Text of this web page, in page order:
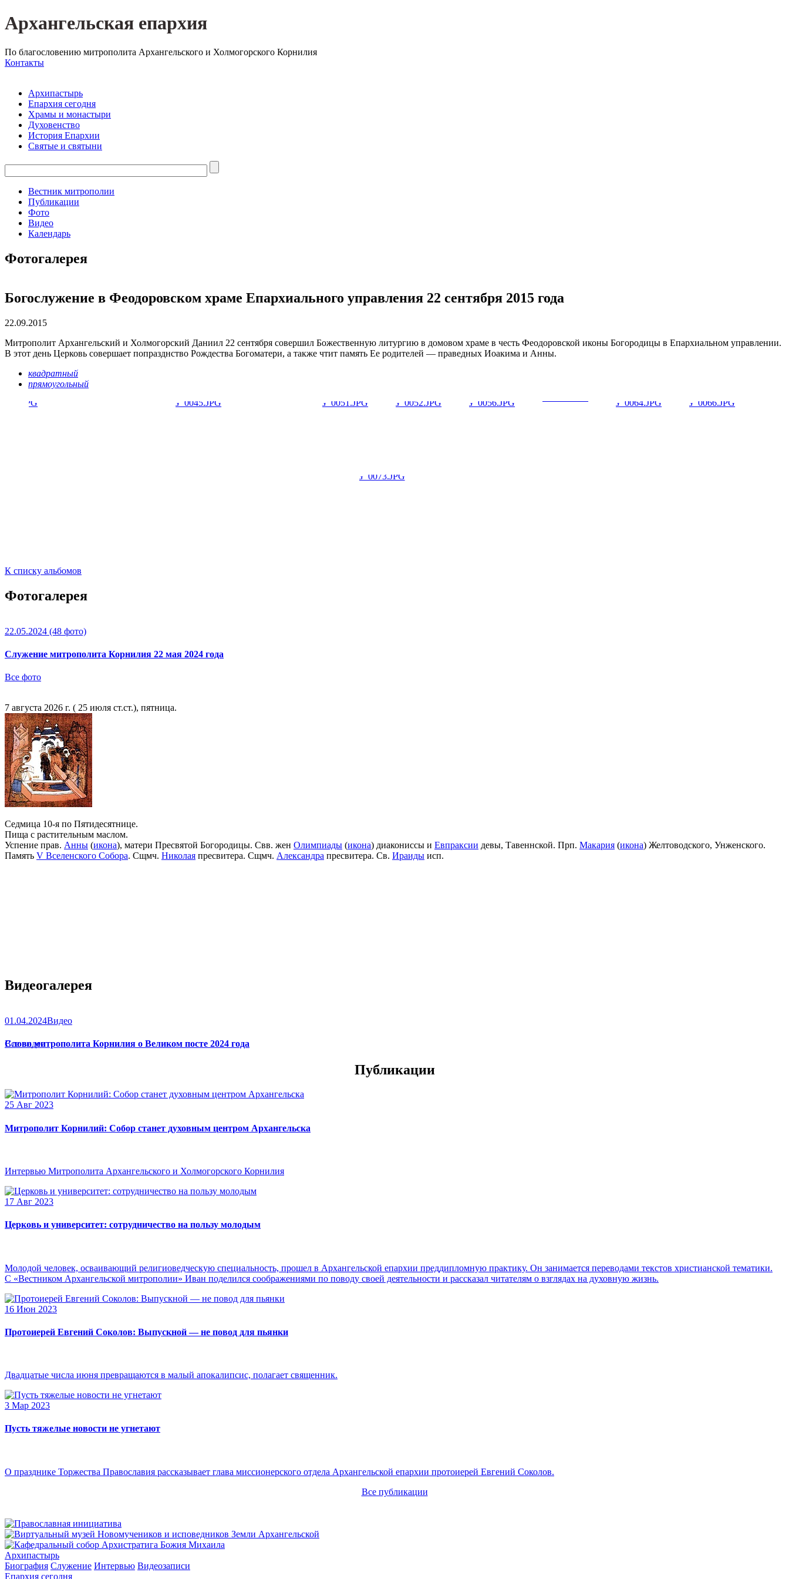
Архангельская епархия
По благословению митрополита Архангельского и Холмогорского Корнилия
Контакты
Архипастырь
Епархия сегодня
Храмы и монастыри
Духовенство
История Епархии
Святые и святыни
Вестник митрополии
Публикации
Фото
Видео
Календарь
Фотогалерея
Богослужение в Феодоровском храме Епархиального управления 22 сентября 2015 года
22.09.2015
Митрополит Архангельский и Холмогорский Даниил 22 сентября совершил Божественную литургию в домовом храме в честь Феодоровской иконы Богородицы в Епархиальном управлении.
В этот день Церковь совершает попразднство Рождества Богоматери, а также чтит память Ее родителей — праведных Иоакима и Анны.
квадратный
прямоугольный
К списку альбомов
Фотогалерея
22.05.2024 (48 фото)
Служение митрополита Корнилия 22 мая 2024 года
Все фото
7 августа 2026 г. ( 25 июля ст.ст.), пятница.
Седмица 10-я по Пятидесятнице.
Пища с растительным маслом.
Успение прав. Анны (икона), матери Пресвятой Богородицы. Свв. жен Олимпиады (икона) диакониссы и Евпраксии девы, Тавеннской. Прп. Макария (икона) Желтоводского, Унженского.
Память V Вселенского Собора. Сщмч. Николая пресвитера. Сщмч. Александра пресвитера. Св. Ираиды исп.
Видеогалерея
01.04.2024Видео
Слово митрополита Корнилия о Великом посте 2024 года
Все видео
Публикации
25 Авг 2023
Митрополит Корнилий: Собор станет духовным центром Архангельска
Интервью Митрополита Архангельского и Холмогорского Корнилия
17 Авг 2023
Церковь и университет: сотрудничество на пользу молодым
Молодой человек, осваивающий религиоведческую специальность, прошел в Архангельской епархии преддипломную практику. Он занимается переводами текстов христианской тематики.
С «Вестником Архангельской митрополии» Иван поделился соображениями по поводу своей деятельности и рассказал читателям о взглядах на духовную жизнь.
16 Июн 2023
Протоиерей Евгений Соколов: Выпускной — не повод для пьянки
Двадцатые числа июня превращаются в малый апокалипсис, полагает священник.
3 Мар 2023
Пусть тяжелые новости не угнетают
О празднике Торжества Православия рассказывает глава миссионерского отдела Архангельской епархии протоиерей Евгений Соколов.
Все публикации
Архипастырь
Биография Служение Интервью Видеозаписи
Епархия сегодня